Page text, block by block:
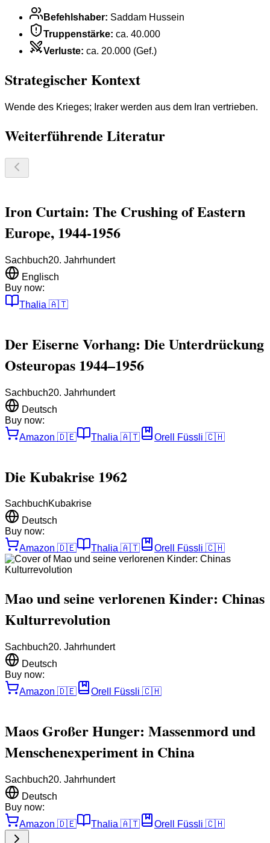
Befehlshaber: Saddam Hussein
Truppenstärke: ca. 40.000
Verluste: ca. 20.000 (Gef.)
Strategischer Kontext
Wende des Krieges; Iraker werden aus dem Iran vertrieben.
Weiterführende Literatur
Iron Curtain: The Crushing of Eastern
Europe, 1944-1956
Sachbuch20. Jahrhundert
Englisch
Buy now:
Thalia 🇦🇹
Der Eiserne Vorhang: Die Unterdrückung
Osteuropas 1944–1956
Sachbuch20. Jahrhundert
Deutsch
Buy now:
Amazon 🇩🇪 Thalia 🇦🇹 Orell Füssli 🇨🇭
Die Kubakrise 1962
SachbuchKubakrise
Deutsch
Buy now:
Amazon 🇩🇪 Thalia 🇦🇹 Orell Füssli 🇨🇭
Mao und seine verlorenen Kinder: Chinas
Kulturrevolution
Sachbuch20. Jahrhundert
Deutsch
Buy now:
Amazon 🇩🇪 Orell Füssli 🇨🇭
Maos Großer Hunger: Massenmord und
Menschenexperiment in China
Sachbuch20. Jahrhundert
Deutsch
Buy now:
Amazon 🇩🇪 Thalia 🇦🇹 Orell Füssli 🇨🇭